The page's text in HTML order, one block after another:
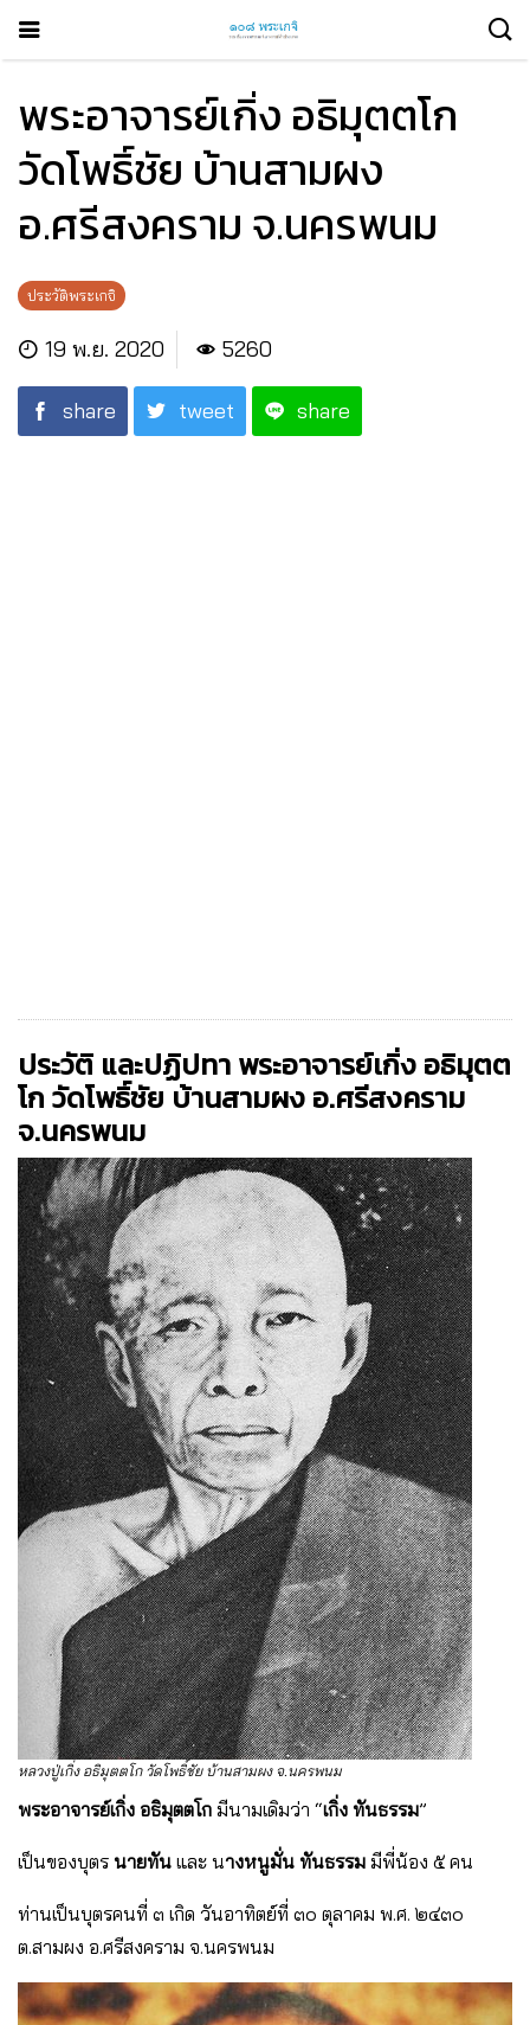
พระอาจารย์เกิ่ง อธิมุตตโก
วัดโพธิ์ชัย บ้านสามผง
อ.ศรีสงคราม จ.นครพนม
ประวัติพระเกจิ
19 พ.ย. 2020 5260
share tweet share
ประวัติ และปฏิปทา พระอาจารย์เกิ่ง อธิมุตต
โก วัดโพธิ์ชัย บ้านสามผง อ.ศรีสงคราม
จ.นครพนม
หลวงปู่เกิ่ง อธิมุตตโก วัดโพธิ์ชัย บ้านสามผง จ.นครพนม
พระอาจารย์เกิ่ง อธิมุตตโก มีนามเดิมว่า “เกิ่ง ทันธรรม”
เป็นของบุตร นายทัน และ นางหนูมั่น ทันธรรม มีพี่น้อง ๕ คน
ท่านเป็นบุตรคนที่ ๓ เกิด วันอาทิตย์ที่ ๓๐ ตุลาคม พ.ศ. ๒๔๓๐
ต.สามผง อ.ศรีสงคราม จ.นครพนม